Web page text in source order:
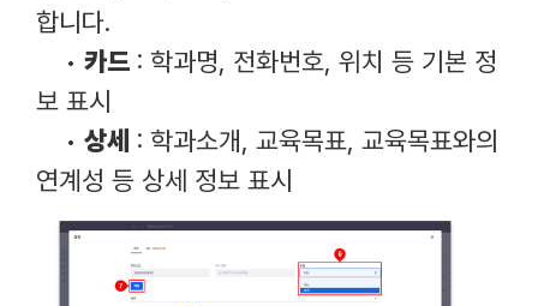
합니다.
• 카드 : 학과명, 전화번호, 위치 등 기본 정
보 표시
• 상세
: 학과소개, 교육목표, 교육목표와의
연계성 등 상세 정보 표시